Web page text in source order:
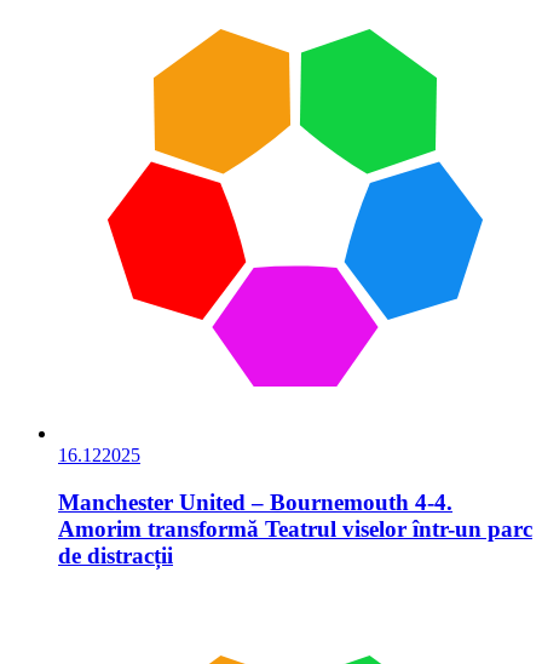
16.122025
Manchester United – Bournemouth 4-4.
Amorim transformă Teatrul viselor într-un parc
de distracții